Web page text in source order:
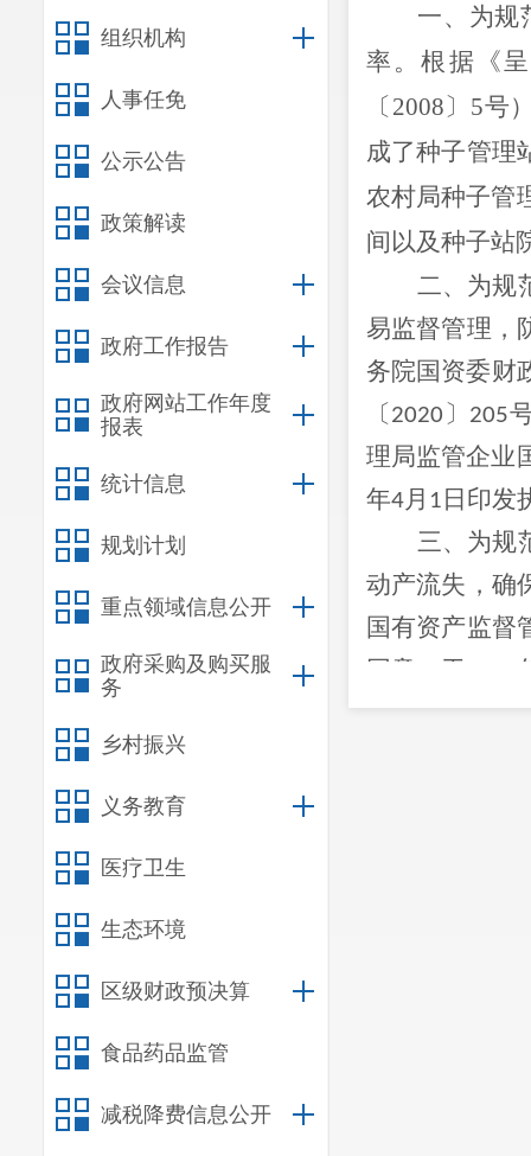
组织机构
人事任免
公示公告
政策解读
会议信息
政府工作报告
政府网站工作年度
报表
统计信息
规划计划
重点领域信息公开
政府采购及购买服
务
乡村振兴
义务教育
医疗卫生
生态环境
区级财政预决算
食品药品监管
减税降费信息公开
一、为规
率。根据《
〔2008〕5
成了种子管理
农村局种子管
间以及种子站
二、 为规
易监督管理，
务院国资委财
〔2020 〕 205
理局监管企业
年4月 1 日印发
三、 为规
动产流失，确
国有资产监督
同意，于